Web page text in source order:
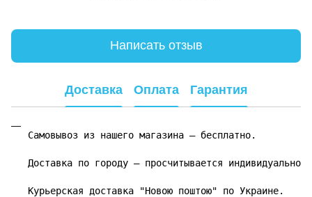
Написать отзыв
Доставка Оплата Гарантия
Самовывоз из нашего магазина – бесплатно.
Доставка по городу – просчитывается индивидуально.
Курьерская доставка "Новою поштою" по Украине.